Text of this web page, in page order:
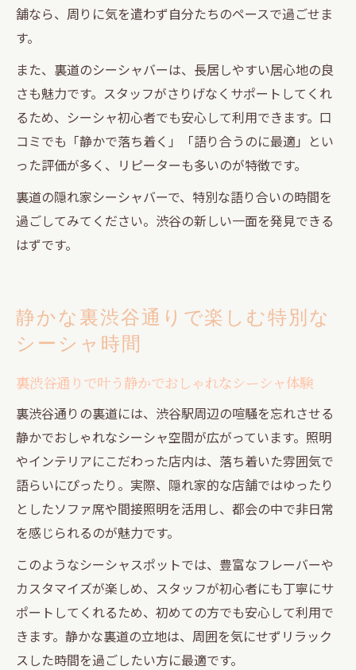
舗なら、周りに気を遣わず自分たちのペースで過ごせま
す。
また、裏道のシーシャバーは、長居しやすい居心地の良
さも魅力です。スタッフがさりげなくサポートしてくれ
るため、シーシャ初心者でも安心して利用できます。口
コミでも「静かで落ち着く」「語り合うのに最適」とい
った評価が多く、リピーターも多いのが特徴です。
裏道の隠れ家シーシャバーで、特別な語り合いの時間を
過ごしてみてください。渋谷の新しい一面を発見できる
はずです。
静かな裏渋谷通りで楽しむ特別な
シーシャ時間
裏渋谷通りで叶う静かでおしゃれなシーシャ体験
裏渋谷通りの裏道には、渋谷駅周辺の喧騒を忘れさせる
静かでおしゃれなシーシャ空間が広がっています。照明
やインテリアにこだわった店内は、落ち着いた雰囲気で
語らいにぴったり。実際、隠れ家的な店舗ではゆったり
としたソファ席や間接照明を活用し、都会の中で非日常
を感じられるのが魅力です。
このようなシーシャスポットでは、豊富なフレーバーや
カスタマイズが楽しめ、スタッフが初心者にも丁寧にサ
ポートしてくれるため、初めての方でも安心して利用で
きます。静かな裏道の立地は、周囲を気にせずリラック
スした時間を過ごしたい方に最適です。